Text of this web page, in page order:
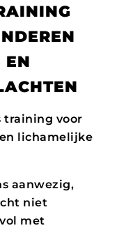
EN
training voor
lichamelijke
aanwezig,
niet
met